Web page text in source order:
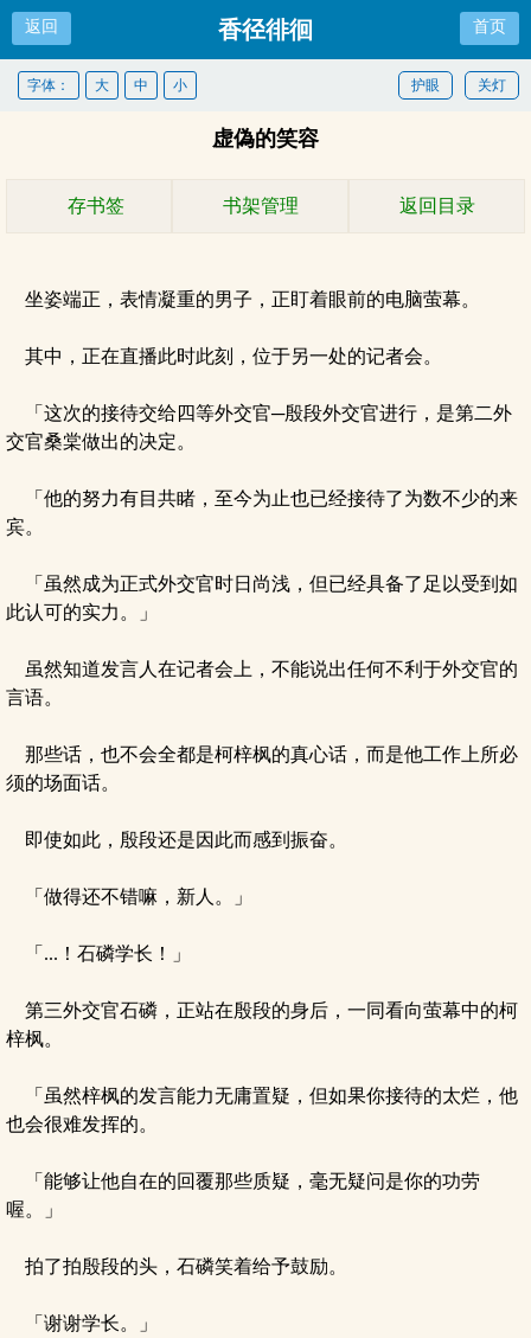
返回 香径徘徊 首页
关灯
护眼
字体： 大 中 小
虚偽的笑容
存书签 书架管理 返回目录
坐姿端正，表情凝重的男子，正盯着眼前的电脑萤幕。
其中，正在直播此时此刻，位于另一处的记者会。
「这次的接待交给四等外交官─殷段外交官进行，是第二外
交官桑棠做出的决定。
「他的努力有目共睹，至今为止也已经接待了为数不少的来
宾。
「虽然成为正式外交官时日尚浅，但已经具备了足以受到如
此认可的实力。」
虽然知道发言人在记者会上，不能说出任何不利于外交官的
言语。
那些话，也不会全都是柯梓枫的真心话，而是他工作上所必
须的场面话。
即使如此，殷段还是因此而感到振奋。
「做得还不错嘛，新人。」
「...！石磷学长！」
第三外交官石磷，正站在殷段的身后，一同看向萤幕中的柯
梓枫。
「虽然梓枫的发言能力无庸置疑，但如果你接待的太烂，他
也会很难发挥的。
「能够让他自在的回覆那些质疑，毫无疑问是你的功劳
喔。」
拍了拍殷段的头，石磷笑着给予鼓励。
「谢谢学长。」